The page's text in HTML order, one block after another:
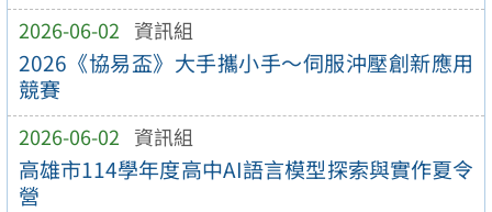
2026-06-02 資訊組
2026《協易盃》大手攜小手～伺服沖壓創新應用
競賽
2026-06-02 資訊組
高雄市114學年度高中AI語言模型探索與實作夏令
營